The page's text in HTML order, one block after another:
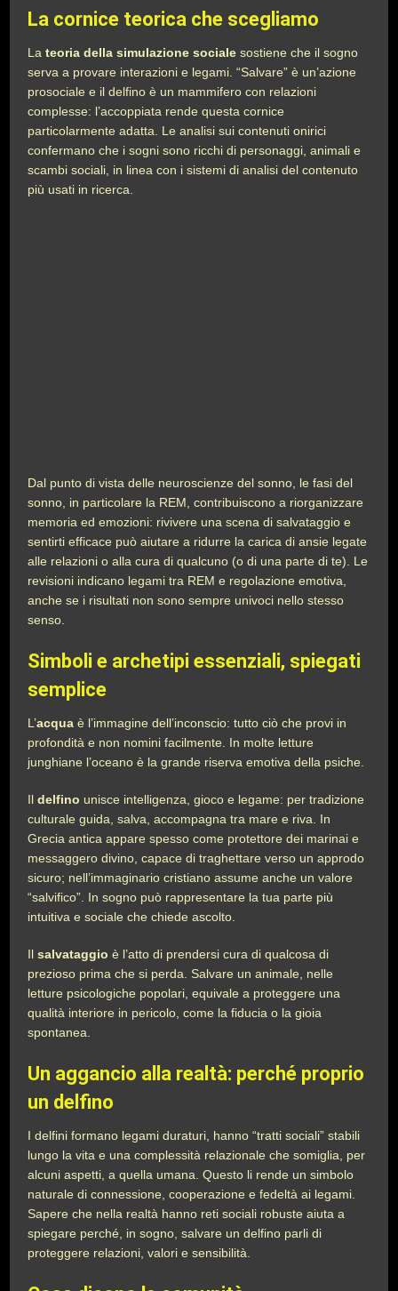
La cornice teorica che scegliamo
Lateoria della simulazione sociale sostiene che il sogno
serva a provare interazioni e legami. “Salvare” è un’azione
prosociale e il delfino è un mammifero con relazioni
complesse: l’accoppiata rende questa cornice
particolarmente adatta. Le analisi sui contenuti onirici
confermano che i sogni sono ricchi di personaggi, animali e
scambi sociali, in linea con i sistemi di analisi del contenuto
più usati in ricerca.
Dal punto di vista delle neuroscienze del sonno, le fasi del
sonno, in particolare la REM, contribuiscono a riorganizzare
memoria ed emozioni: rivivere una scena di salvataggio e
sentirti efficace può aiutare a ridurre la carica di ansie legate
alle relazioni o alla cura di qualcuno (o di una parte di te). Le
revisioni indicano legami tra REM e regolazione emotiva,
anche se i risultati non sono sempre univoci nello stesso
senso.
Simboli e archetipi essenziali, spiegati
semplice
L’acqua è l’immagine dell’inconscio: tutto ciò che provi in
profondità e non nomini facilmente. In molte letture
junghiane l’oceano è la grande riserva emotiva della psiche.
Ildelfino unisce intelligenza, gioco e legame: per tradizione
culturale guida, salva, accompagna tra mare e riva. In
Grecia antica appare spesso come protettore dei marinai e
messaggero divino, capace di traghettare verso un approdo
sicuro; nell’immaginario cristiano assume anche un valore
“salvifico”. In sogno può rappresentare la tua parte più
intuitiva e sociale che chiede ascolto.
Ilsalvataggio è l’atto di prendersi cura di qualcosa di
prezioso prima che si perda. Salvare un animale, nelle
letture psicologiche popolari, equivale a proteggere una
qualità interiore in pericolo, come la fiducia o la gioia
spontanea.
Un aggancio alla realtà: perché proprio
un delfino
I delfini formano legami duraturi, hanno “tratti sociali” stabili
lungo la vita e una complessità relazionale che somiglia, per
alcuni aspetti, a quella umana. Questo li rende un simbolo
naturale di connessione, cooperazione e fedeltà ai legami.
Sapere che nella realtà hanno reti sociali robuste aiuta a
spiegare perché, in sogno, salvare un delfino parli di
proteggere relazioni, valori e sensibilità.